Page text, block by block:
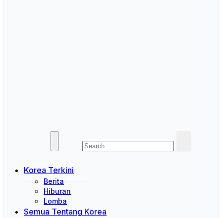
Korea Terkini
Berita
Hiburan
Lomba
Semua Tentang Korea